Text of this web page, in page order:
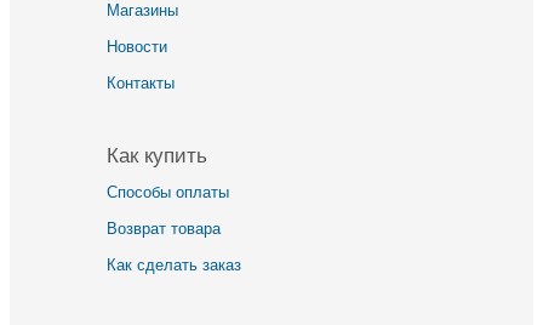
Магазины
Новости
Контакты
Как купить
Способы оплаты
Возврат товара
Как сделать заказ